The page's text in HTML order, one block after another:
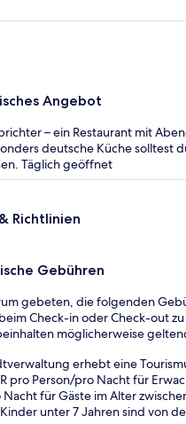
Angebot
– ein Restaurant mit
deutsche Küche solltest
Täglich geöffnet
Richtlinien
Gebühren
gebeten, die folgenden
Check-in oder Check-out zu
möglicherweise
erhebt eine
pro Person/pro Nacht für
Nacht für Gäste im Alter
unter 7 Jahren sind von